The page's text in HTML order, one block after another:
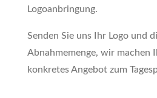
Logoanbringung.
Senden Sie uns Ihr Logo und
Abnahmemenge, wir machen
konkretes Angebot zum